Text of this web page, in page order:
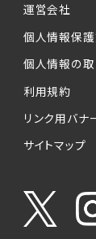
個人
当社は
します。
(1)お客
送信し
お客
うやり
ます）
運営会社
個人情報保
個人情報の取
利用規約
リンク用バナ
サイトマップ